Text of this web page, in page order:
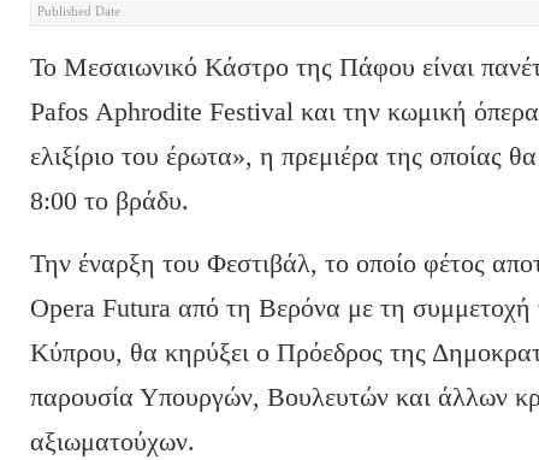
Published Date
Το Μεσαιωνικό Κάστρο της Πάφου είναι
Pafos Aphrodite Festival και την κωμική
ελιξίριο του έρωτα», η πρεμιέρα της οποίας
8:00 το βράδυ.
Την έναρξη του Φεστιβάλ, το οποίο φέτος
Opera Futura από τη Βερόνα με τη
Κύπρου, θα κηρύξει ο Πρόεδρος της
παρουσία Υπουργών, Βουλευτών και άλλων
αξιωματούχων.